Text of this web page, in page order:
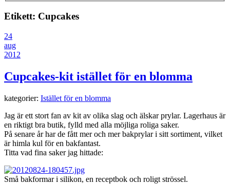
Etikett: Cupcakes
24
aug
2012
Cupcakes-kit istället för en blomma
kategorier: Istället för en blomma
Jag är ett stort fan av kit av olika slag och älskar prylar. Lagerhaus är
en riktigt bra butik, fylld med alla möjliga roliga saker.
På senare år har de fått mer och mer bakprylar i sitt sortiment, vilket
är himla kul för en bakfantast.
Titta vad fina saker jag hittade:
Små bakformar i silikon, en receptbok och roligt strössel.